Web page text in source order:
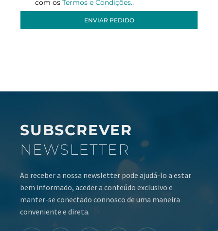
com os Termos e Condições..
ENVIAR PEDIDO
SUBSCREVER
NEWSLETTER
Ao receber a nossa newsletter pode ajudá-lo a estar
bem informado, aceder a conteúdo exclusivo e
manter-se conectado connosco de uma maneira
conveniente e direta.